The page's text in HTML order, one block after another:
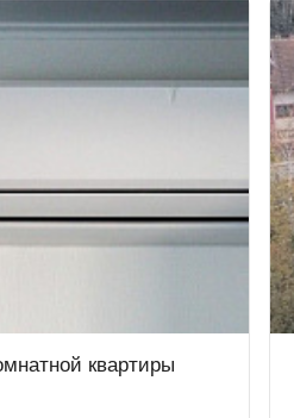
квартиры